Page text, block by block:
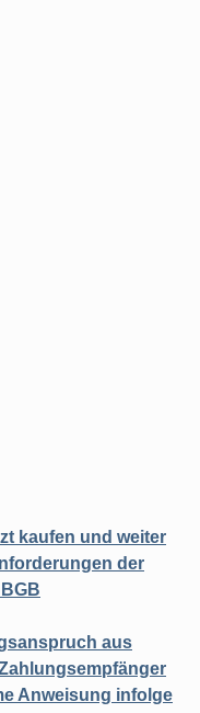
kaufen und weiter
der
aus
Anweisung infolge